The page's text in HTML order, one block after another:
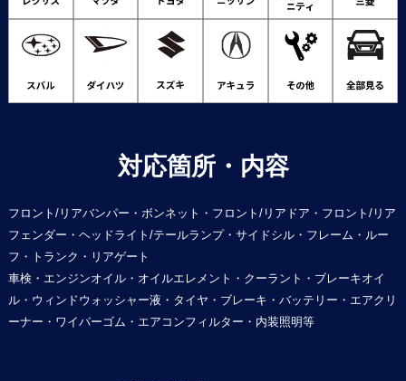
対応箇所・内容
フロント/リアバンパー・ボンネット・フロント/リアドア・フロント/リア
フェンダー・ヘッドライト/テールランプ・サイドシル・フレーム・ルー
フ・トランク・リアゲート
車検・エンジンオイル・オイルエレメント・クーラント・ブレーキオイ
ル・ウィンドウォッシャー液・タイヤ・ブレーキ・バッテリー・エアクリ
ーナー・ワイパーゴム・エアコンフィルター・内装照明等